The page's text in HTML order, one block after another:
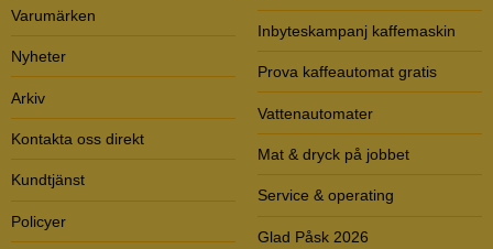
Varumärken
Nyheter
Arkiv
Kontakta oss direkt
Kundtjänst
Policyer
Inbyteskampanj kaffemaskin
Prova kaffeautomat gratis
Vattenautomater
Mat & dryck på jobbet
Service & operating
Glad Påsk 2026